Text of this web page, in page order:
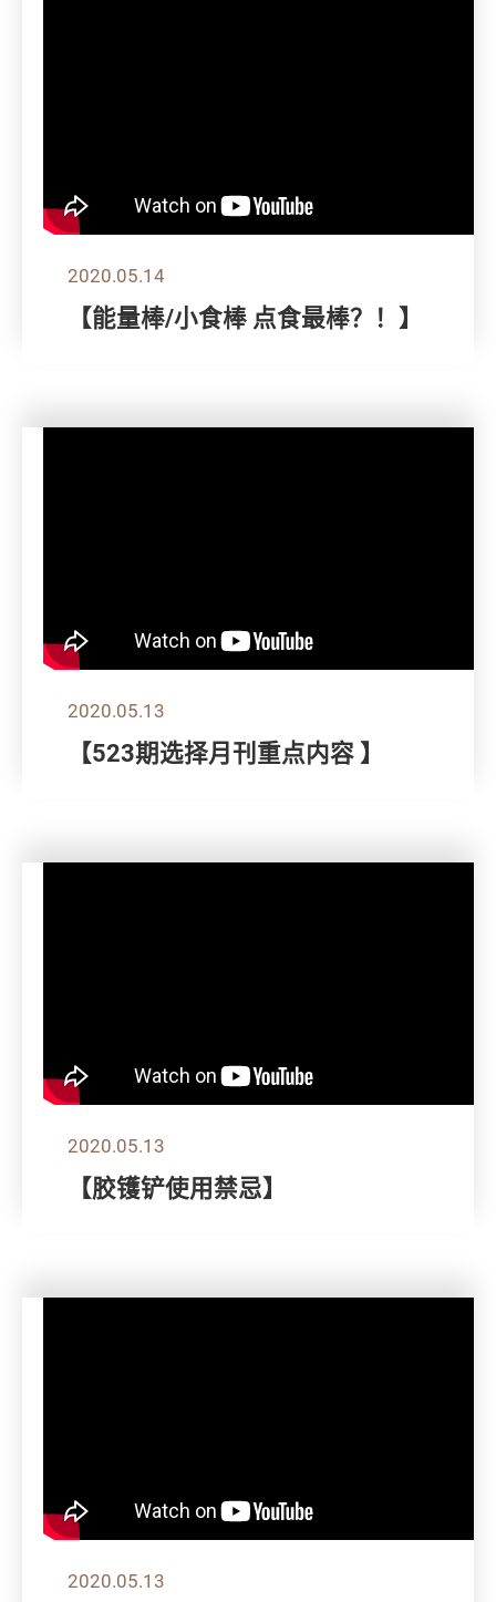
2020.05.14
【能量棒/小食棒 点食最棒？！】
2020.05.13
【523期选择月刊重点内容 】
2020.05.13
【胶镬铲使用禁忌】
2020.05.13